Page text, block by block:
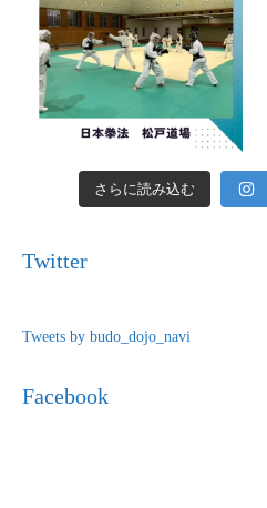
さらに読み込む
Twitter
Tweets by budo_dojo_navi
Facebook